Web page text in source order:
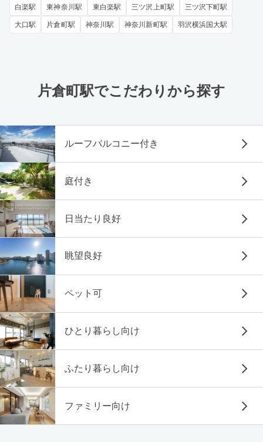
白楽駅 東神奈川駅 東白楽駅 三ツ沢上町駅 三ツ沢下町駅
大口駅 片倉町駅 神奈川駅 神奈川新町駅 羽沢横浜国大駅
片倉町駅でこだわりから探す
ルーフバルコニー付き
庭付き
日当たり良好
眺望良好
ペット可
ひとり暮らし向け
ふたり暮らし向け
ファミリー向け